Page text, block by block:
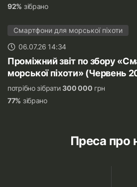
92% зібрано
Смартфони для морської піхоти
06.07.26 14:34
Проміжний звіт по збору
морської піхоти» (Червень
потрібно зібрати300 000 грн
77% зібрано
Преса про